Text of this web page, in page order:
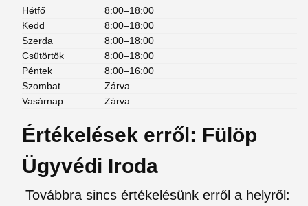
Hétfő
8:00–18:00
Kedd
8:00–18:00
Szerda
8:00–18:00
Csütörtök
8:00–18:00
Péntek
8:00–16:00
Szombat
Zárva
Vasárnap
Zárva
Értékelések erről: Fülöp
Ügyvédi Iroda
Továbbra sincs értékelésünk erről a helyről: